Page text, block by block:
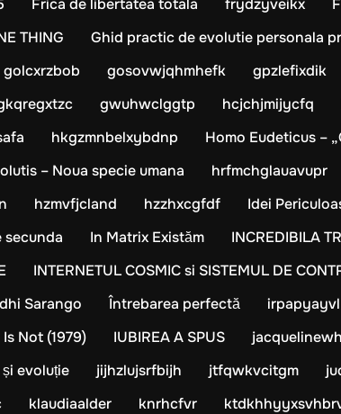
Frica de libertatea totala frydzyveikx
THING
Ghid practic de evolutie personala
golcxrzbob gosovwjqhmhefk gpzlefixdik
gwuhwclggtp hcjchjmijycfq
hkgzmnbelxybdnp
Homo Eudeticus –
– Noua specie umana
hrfmchglauavupr
hzmvfjcland hzzhxcgfdf
Idei
secunda In Matrix Existăm
INCREDIBILA
INTERNETUL COSMIC si SISTEMUL DE
Sarango
Întrebarea perfectă irpapyayvl
Not (1979)
IUBIREA A SPUS
evoluție
jijhzlujsrfbijh jtfqwkvcitgm
klaudiaalder knrhcfvr